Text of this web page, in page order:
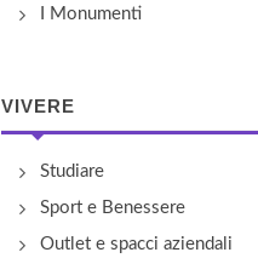
I Monumenti
VIVERE
Studiare
Sport e Benessere
Outlet e spacci aziendali